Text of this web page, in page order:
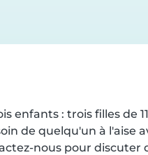
: trois filles de
de quelqu'un à l'aise
nous pour discuter